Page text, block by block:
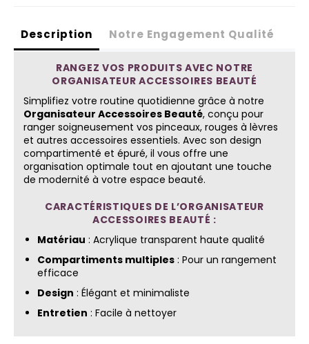
Description Notre Engagement Qualité
RANGEZ VOS PRODUITS AVEC NOTRE
ORGANISATEUR ACCESSOIRES BEAUTÉ
Simplifiez votre routine quotidienne grâce à notre
Organisateur Accessoires Beauté, conçu pour
ranger soigneusement vos pinceaux, rouges à lèvres
et autres accessoires essentiels. Avec son design
compartimenté et épuré, il vous offre une
organisation optimale tout en ajoutant une touche
de modernité à votre espace beauté.
CARACTÉRISTIQUES DE L’ORGANISATEUR
ACCESSOIRES BEAUTÉ :
Matériau : Acrylique transparent haute qualité
Compartiments multiples : Pour un rangement
efficace
Design : Élégant et minimaliste
Entretien : Facile à nettoyer